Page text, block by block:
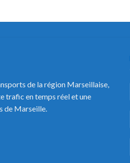
de la région Marseillaise,
trafic en temps réel et une
de Marseille.